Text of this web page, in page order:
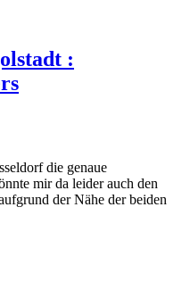
:
die genaue
mir da leider auch den
der Nähe der beiden